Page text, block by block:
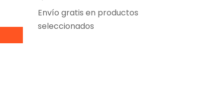
Envío gratis en productos
seleccionados